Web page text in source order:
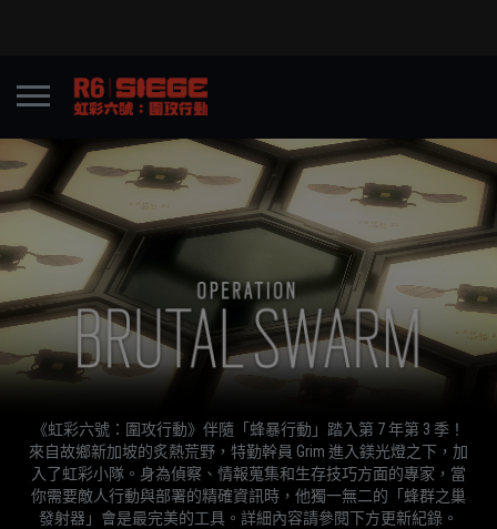
《虹彩六號：圍攻行動》伴隨「蜂暴行動」踏入第 7 年第 3 季！
來自故鄉新加坡的炙熱荒野，特勤幹員 Grim 進入鎂光燈之下，加
入了虹彩小隊。身為偵察、情報蒐集和生存技巧方面的專家，當
你需要敵人行動與部署的精確資訊時，他獨一無二的「蜂群之巢
發射器」會是最完美的工具。詳細內容請參閱下方更新紀錄。